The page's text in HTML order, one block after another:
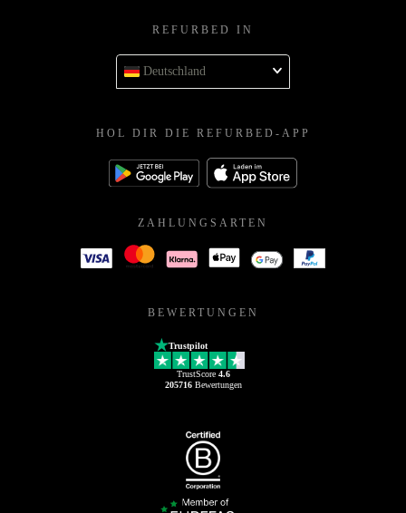
REFURBED IN
Deutschland
HOL DIR DIE REFURBED-APP
ZAHLUNGSARTEN
BEWERTUNGEN
Trustpilot
TrustScore 4.6
205716Bewertungen